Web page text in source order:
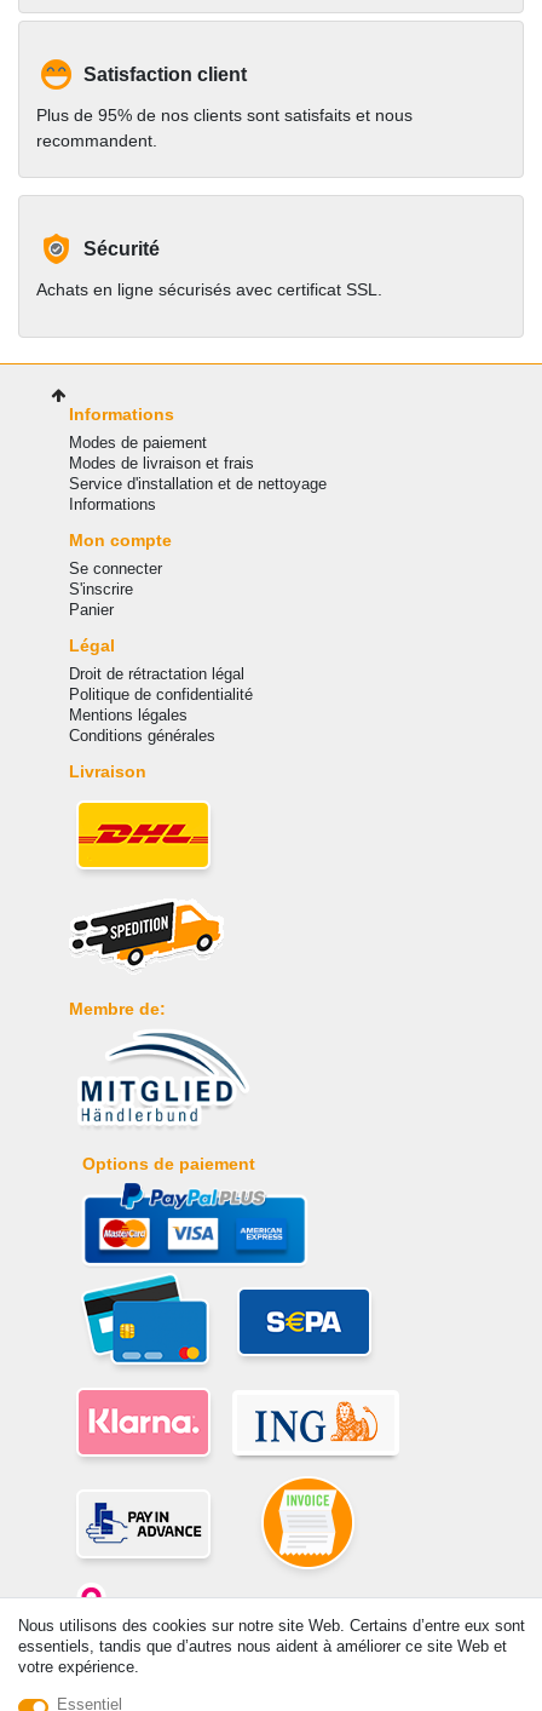
Satisfaction client
Plus de 95% de nos clients sont satisfaits et nous
recommandent.
Sécurité
Achats en ligne sécurisés avec certificat SSL.
Informations
Modes de paiement
Modes de livraison et frais
Service d'installation et de nettoyage
Informations
Mon compte
Se connecter
S'inscrire
Panier
Légal
Droit de rétractation légal
Politique de confidentialité
Mentions légales
Conditions générales
Livraison
Membre de:
Options de paiement
prix indiqués par le Vendeur au moment de la commande sont libellés
Nous utilisons des cookies sur notre site Web. Certains d’entre eux sont
essentiels, tandis que d’autres nous aident à améliorer ce site Web et
votre expérience.
Essentiel